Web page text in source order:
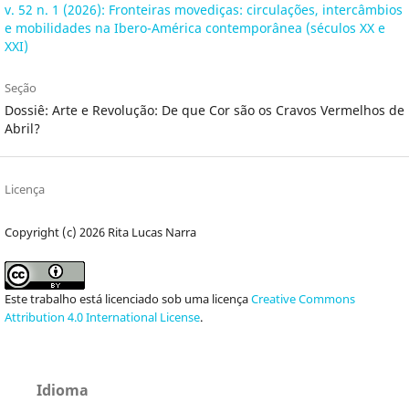
v. 52 n. 1 (2026): Fronteiras movediças: circulações, intercâmbios
e mobilidades na Ibero-América contemporânea (séculos XX e
XXI)
Seção
Dossiê: Arte e Revolução: De que Cor são os Cravos Vermelhos de
Abril?
Licença
Copyright (c) 2026 Rita Lucas Narra
Este trabalho está licenciado sob uma licençaCreative Commons
Attribution 4.0 International License.
Idioma